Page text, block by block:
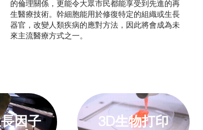
的倫理關係，更能令大眾市民都能享受到先進的再
生醫療技術。幹細胞能用於修復特定的組織或生長
器官，改變人類疾病的應對方法，因此將會成為未
來主流醫療方式之一。
因子 3D生物打印